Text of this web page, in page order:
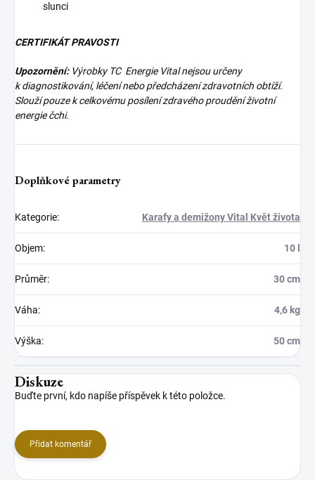
slunci
CERTIFIKÁT PRAVOSTI
Upozornění:Výrobky TC Energie Vital nejsou určeny
k diagnostikování, léčení nebo předcházení zdravotních obtíží.
Slouží pouze k celkovému posílení zdravého proudění životní
energie čchi.
Doplňkové parametry
Kategorie: Karafy a demižony Vital Květ života
Objem: 10 l
Průměr: 30 cm
Váha: 4,6 kg
Výška: 50 cm
Diskuze
Buďte první, kdo napíše příspěvek k této položce.
Přidat komentář